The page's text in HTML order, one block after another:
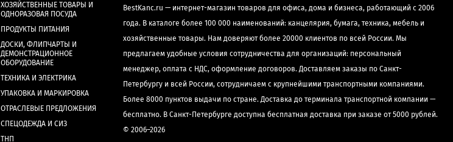
ХОЗЯЙСТВЕННЫЕ ТОВАРЫ И
ОДНОРАЗОВАЯ ПОСУДА
ПРОДУКТЫ ПИТАНИЯ
ДОСКИ, ФЛИПЧАРТЫ И
ДЕМОНСТРАЦИОННОЕ
ОБОРУДОВАНИЕ
ТЕХНИКА И ЭЛЕКТРИКА
УПАКОВКА И МАРКИРОВКА
ОТРАСЛЕВЫЕ ПРЕДЛОЖЕНИЯ
СПЕЦОДЕЖДА И СИЗ
ТНП
BestKanc.ru — интернет-магазин товаров для офиса, дома и бизнеса, работающий с 2006
года. В каталоге более 100 000 наименований: канцелярия, бумага, техника, мебель и
хозяйственные товары. Нам доверяют более 20000 клиентов по всей России. Мы
предлагаем удобные условия сотрудничества для организаций: персональный
менеджер, оплата с НДС, оформление договоров. Доставляем заказы по Санкт-
Петербургу и всей России, сотрудничаем с крупнейшими транспортными компаниями.
Более 8000 пунктов выдачи по стране. Доставка до терминала транспортной компании —
бесплатно. В Санкт-Петербурге доступна бесплатная доставка при заказе от 5000 рублей.
© 2006–2026